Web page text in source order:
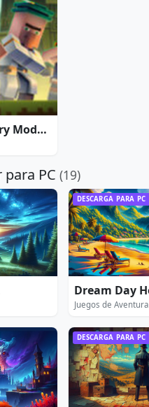
Minecraft Story Mode Season Two
PC (19)
DESCARGA PARA PC
Juegos de Aventura
DESCARGA PARA PC